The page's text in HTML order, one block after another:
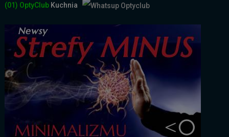
(01) OptyClub Kuchnia